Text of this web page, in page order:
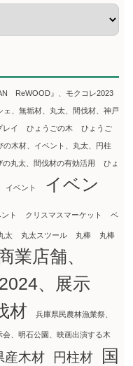
ReWOOD』、モクコレ2023
ェ、無垢材、丸太、間伐材、神戸
レイ ひょうごの木 ひょうご
木材、イベント、丸太、円柱
丸太、間伐材の有効活用 ひょ
イベント
イベン
ト クリスマスマーケット ベ
太 丸太スツール 丸棒 丸棒
業店舗、
、展示
材
兵庫県民農林漁業祭、
、明石公園、映画出演する木
産木材 円柱材
国